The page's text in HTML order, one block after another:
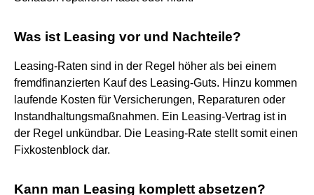
Was ist Leasing vor und Nachteile?
Leasing-Raten sind in der Regel höher als bei einem
fremdfinanzierten Kauf des Leasing-Guts. Hinzu kommen
laufende Kosten für Versicherungen, Reparaturen oder
Instandhaltungsmaßnahmen. Ein Leasing-Vertrag ist in
der Regel unkündbar. Die Leasing-Rate stellt somit einen
Fixkostenblock dar.
Kann man Leasing komplett absetzen?